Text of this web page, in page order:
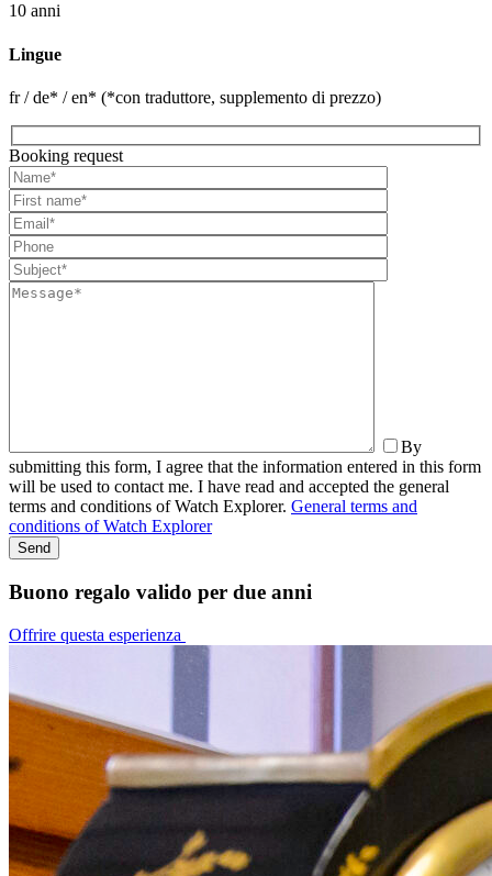
10 anni
Lingue
fr / de* / en* (*con traduttore, supplemento di prezzo)
Booking request
By
submitting this form, I agree that the information entered in this form
will be used to contact me. I have read and accepted the general
terms and conditions of Watch Explorer. General terms and
conditions of Watch Explorer
Buono regalo valido per due anni
Offrire questa esperienza